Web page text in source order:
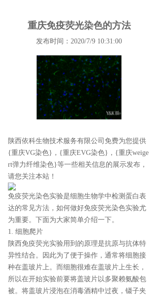
重庆免疫荧光染色的方法
发布时间：2020/7/9 10:31:00
陕西依科生物技术服务有限公司免费为您提供
{重庆VG染色} ，{重庆EVG染色}，{重庆weige
rt弹力纤维染色}等一些相关信息的展示发布，
请您关注本站！
免疫荧光染色实验是细胞生物学中检测蛋白表
达的常见方法，如何做好免疫荧光染色实验尤
为重要。下面为大家简单介绍一下。
1. 细胞爬片
陕西免疫荧光实验用到的原理是抗原与抗体特
异性结合。因此为了便于操作，通常将细胞接
种在盖玻片上。而细胞很难在盖玻片上生长，
所以在开始实验前要将盖玻片以多聚赖氨酸包
被。将盖玻片浸泡在消毒酒精中过夜，镊子夹